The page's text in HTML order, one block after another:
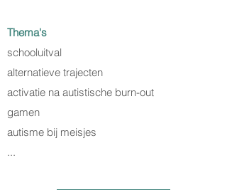
Thema's
schooluitval
alternatieve trajecten
activatie na autistische burn-out
gamen
autisme bij meisjes
...